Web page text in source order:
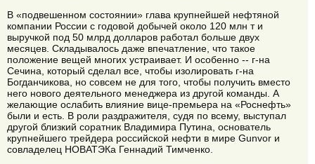
В «подвешенном состоянии» глава крупнейшей нефтяной
компании России с годовой добычей около 120 млн т и
выручкой под 50 млрд долларов работал больше двух
месяцев. Складывалось даже впечатление, что такое
положение вещей многих устраивает. И особенно -- г-на
Сечина, который сделал все, чтобы изолировать г-на
Богданчикова, но совсем не для того, чтобы получить вместо
него нового деятельного менеджера из другой команды. А
желающие ослабить влияние вице-премьера на «Роснефть»
были и есть. В роли раздражителя, судя по всему, выступал
другой близкий соратник Владимира Путина, основатель
крупнейшего трейдера российской нефти в мире Gunvor и
совладелец НОВАТЭКа Геннадий Тимченко.